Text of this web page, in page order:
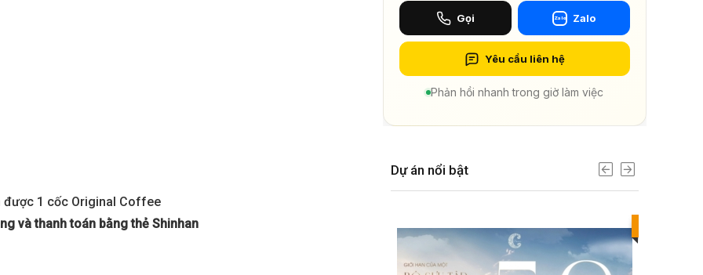
được 1 cốc Original Coffee
và thanh toán bằng thẻ Shinhan
Gọi Zalo Zalo
Yêu cầu liên hệ
Phản hồi nhanh trong giờ làm việc
Dự án nổi bật